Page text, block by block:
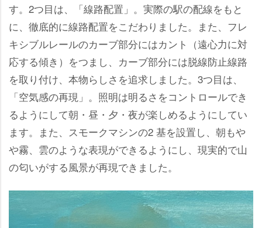
す。2つ目は、「線路配置」。実際の駅の配線をもと
に、徹底的に線路配置をこだわりました。また、フレ
キシブルレールのカーブ部分にはカント（遠心力に対
応する傾き）をつまし、カーブ部分には脱線防止線路
を取り付け、本物らしさを追求しました。3つ目は、
「空気感の再現」。照明は明るさをコントロールでき
るようにして朝・昼・夕・夜が楽しめるようにしてい
ます。また、スモークマシンの2 基を設置し、朝も
霧、雲のような表現ができるようにし、現実的で山
の匂いがする風景が再現できました。